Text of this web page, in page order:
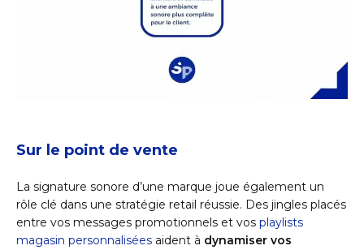
Sur le point de vente
La signature sonore d’une marque joue également un
rôle clé dans une stratégie retail réussie. Des jingles placés
entre vos messages promotionnels et vos playlists
magasin personnalisées aident à dynamiser vos